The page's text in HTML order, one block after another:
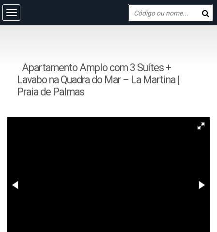
Apartamento Amplo com 3 Suítes +
Lavabo na Quadra do Mar – La Martina |
Praia de Palmas